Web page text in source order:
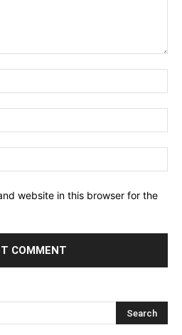
website in this browser for the